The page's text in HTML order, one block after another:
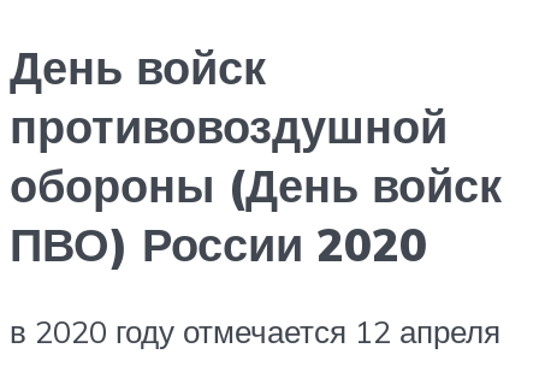
День войск
противовоздушной
обороны (День войск
ПВО) России 2020
в 2020 году отмечается 12 апреля